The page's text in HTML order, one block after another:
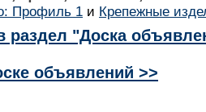
Профиль 1 и Крепежные
раздел "Доска
объявлений >>